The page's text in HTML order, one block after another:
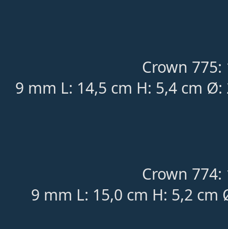
Crown 775:
9 mm L: 14,5 cm H: 5,4 cm
Crown 774:
9 mm L: 15,0 cm H: 5,2